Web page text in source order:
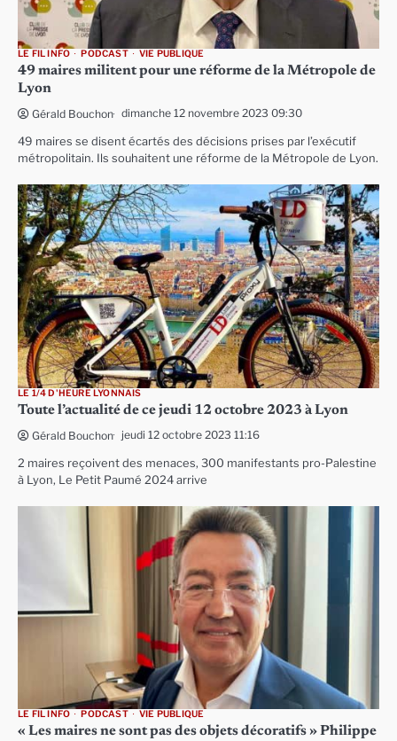
LE FIL INFO PODCAST VIE PUBLIQUE
49 maires militent pour une réforme de la Métropole de
Lyon
Gérald Bouchon dimanche 12 novembre 2023 09:30
49 maires se disent écartés des décisions prises par l’exécutif
métropolitain. Ils souhaitent une réforme de la Métropole de Lyon.
LE 1/4 D'HEURE LYONNAIS
Toute l’actualité de ce jeudi 12 octobre 2023 à Lyon
Gérald Bouchon jeudi 12 octobre 2023 11:16
2 maires reçoivent des menaces, 300 manifestants pro-Palestine
à Lyon, Le Petit Paumé 2024 arrive
LE FIL INFO PODCAST VIE PUBLIQUE
« Les maires ne sont pas des objets décoratifs » Philippe